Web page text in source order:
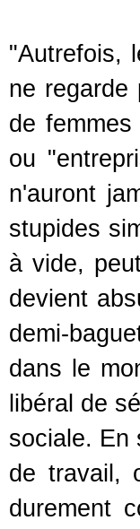
"Autrefois,
ne regarde
de
ou
n'auront
stupides
à vide,
devient
demi-
dans le
libéral de
sociale. En
de travail,
durement